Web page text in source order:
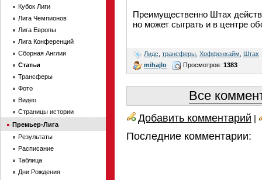
Преимущественно Штах
но может сыграть и в центре
Лидс трансферы Хоффенхайм
Штах
mihajlo
Просмотров: 1383
Все
Добавить комментарий |
Последние комментарии:
Кубок Лиги
Лига Чемпионов
Лига Европы
Лига Конференций
Сборная Англии
Статьи
Трансферы
Фото
Видео
Страницы истории
Премьер-Лига
Результаты
Расписание
Таблица
Дни Рождения